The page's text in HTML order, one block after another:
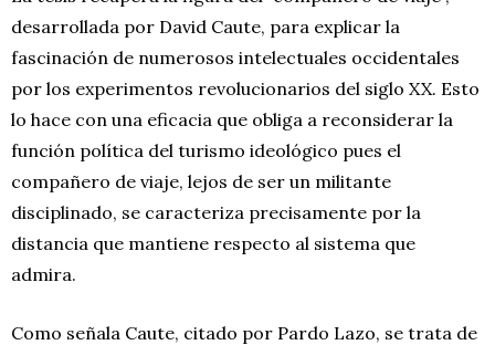
desarrollada por David Caute, para explicar la
fascinación de numerosos intelectuales occidentales
por los experimentos revolucionarios del siglo XX. Esto
lo hace con una eficacia que obliga a reconsiderar la
función política del turismo ideológico pues el
compañero de viaje, lejos de ser un militante
disciplinado, se caracteriza precisamente por la
distancia que mantiene respecto al sistema que
admira.
Como señala Caute, citado por Pardo Lazo, se trata de